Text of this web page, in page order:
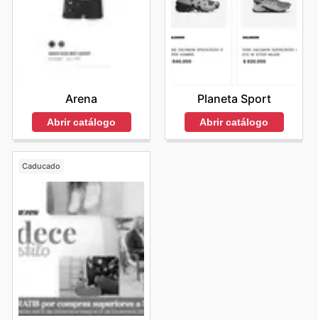
Arena
Abrir catálogo
Planeta Sport
Abrir catálogo
Caducado